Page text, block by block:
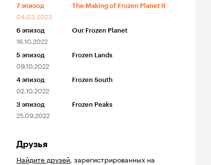
7 эпизод
04.03.2023
The Making of Frozen Planet II
6 эпизод
16.10.2022
Our Frozen Planet
5 эпизод
09.10.2022
Frozen Lands
4 эпизод
02.10.2022
Frozen South
3 эпизод
25.09.2022
Frozen Peaks
Друзья
Найдите друзей, зарегистрированных на